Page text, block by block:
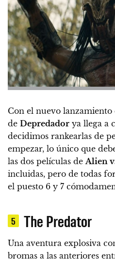
Con el nuevo lanzamiento
de Depredador ya llega a
decidimos rankearlas de
empezar, lo único que
las dos películas de Alien
incluidas, pero de todas
el puesto 6 y 7
5 The Predator
Una aventura explosiva
bromas a las anteriores